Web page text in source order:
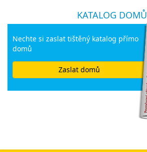
KATALOG DOMŮ
Nechte si zaslat tištěný katalog přímo
domů
Zaslat domů